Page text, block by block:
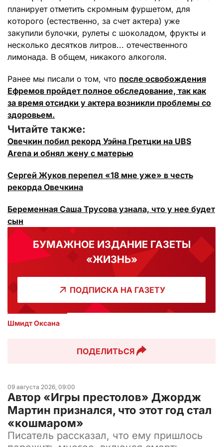
планирует отметить скромным фуршетом, для
которого (естественно, за счет актера) уже
закупили булочки, рулеты с шоколадом, фрукты и
несколько десятков литров... отечественного
лимонада. В общем, никакого алкоголя.
Ранее мы писали о том, что после освобождения
Ефремов пройдет полное обследование, так как
за время отсидки у актера возникли проблемы со
здоровьем.
Читайте также:
Овечкин побил рекорд Уэйна Гретцки на UBS
Arena и обнял жену с матерью
Сергей Жуков перепел «18 мне уже» в честь
рекорда Овечкина
Беременная Саша Трусова узнала, что у нее будет
сын
БУМАЖНОЕ ИЗДАНИЕ ГАЗЕТЫ
«ЖИЗНЬ»
ПОДПИСКА НА ГАЗЕТУ
Шмидт Оксана
ПОДЕЛИТЬСЯ
09 августа 2026, 09:00
Автор «Игры престолов» Джордж
Мартин признался, что этот год стал
«кошмаром»
Писатель рассказал, что ему пришлось